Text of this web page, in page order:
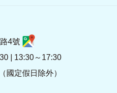
4號
| 13:30～17:30
國定假日除外）